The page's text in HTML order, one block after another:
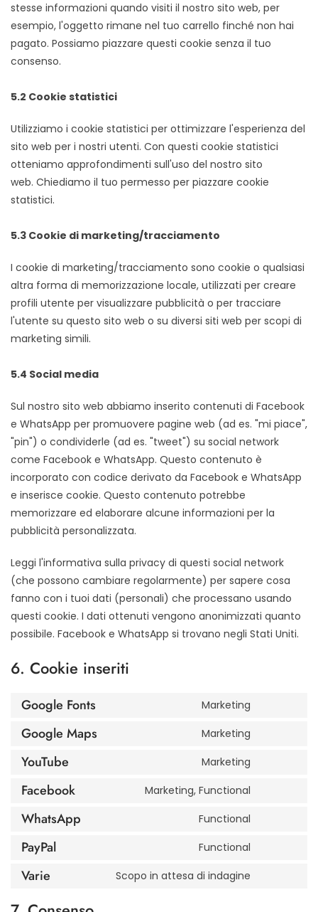
stesse informazioni quando visiti il nostro sito web, per
esempio, l'oggetto rimane nel tuo carrello finché non hai
pagato. Possiamo piazzare questi cookie senza il tuo
consenso.
5.2 Cookie statistici
Utilizziamo i cookie statistici per ottimizzare l'esperienza del
sito web per i nostri utenti. Con questi cookie statistici
otteniamo approfondimenti sull'uso del nostro sito
web. Chiediamo il tuo permesso per piazzare cookie
statistici.
5.3 Cookie di marketing/tracciamento
I cookie di marketing/tracciamento sono cookie o qualsiasi
altra forma di memorizzazione locale, utilizzati per creare
profili utente per visualizzare pubblicità o per tracciare
l'utente su questo sito web o su diversi siti web per scopi di
marketing simili.
5.4 Social media
Sul nostro sito web abbiamo inserito contenuti di Facebook
e WhatsApp per promuovere pagine web (ad es. "mi piace",
"pin") o condividerle (ad es. "tweet") su social network
come Facebook e WhatsApp. Questo contenuto è
incorporato con codice derivato da Facebook e WhatsApp
e inserisce cookie. Questo contenuto potrebbe
memorizzare ed elaborare alcune informazioni per la
pubblicità personalizzata.
Leggi l'informativa sulla privacy di questi social network
(che possono cambiare regolarmente) per sapere cosa
fanno con i tuoi dati (personali) che processano usando
questi cookie. I dati ottenuti vengono anonimizzati quanto
possibile. Facebook e WhatsApp si trovano negli Stati Uniti.
6. Cookie inseriti
Google Fonts Marketing
Google Maps Marketing
YouTube Marketing
Facebook Marketing, Functional
WhatsApp Functional
PayPal Functional
Varie Scopo in attesa di indagine